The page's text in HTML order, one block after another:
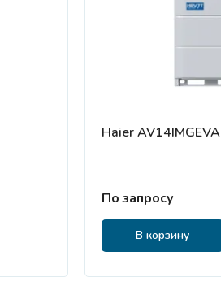
Haier AV14IMGEVA
По запросу
В корзину